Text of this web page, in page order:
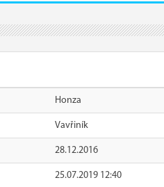
Honza
Vavřiník
28.12.2016
25.07.2019 12:40